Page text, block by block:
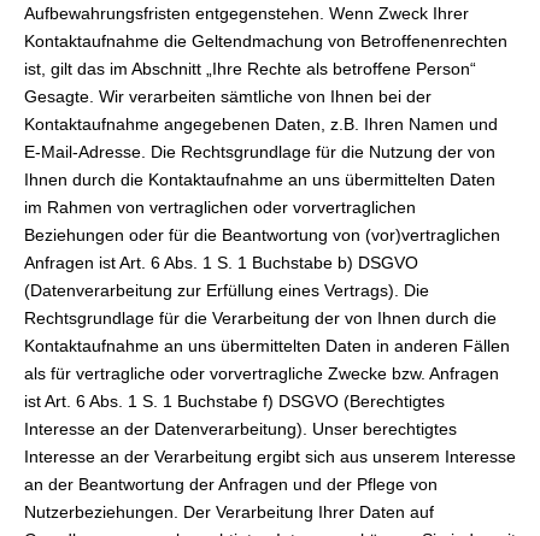
Aufbewahrungsfristen entgegenstehen. Wenn Zweck Ihrer
Kontaktaufnahme die Geltendmachung von Betroffenenrechten
ist, gilt das im Abschnitt „Ihre Rechte als betroffene Person“
Gesagte. Wir verarbeiten sämtliche von Ihnen bei der
Kontaktaufnahme angegebenen Daten, z.B. Ihren Namen und
E-Mail-Adresse. Die Rechtsgrundlage für die Nutzung der von
Ihnen durch die Kontaktaufnahme an uns übermittelten Daten
im Rahmen von vertraglichen oder vorvertraglichen
Beziehungen oder für die Beantwortung von (vor)vertraglichen
Anfragen ist Art. 6 Abs. 1 S. 1 Buchstabe b) DSGVO
(Datenverarbeitung zur Erfüllung eines Vertrags). Die
Rechtsgrundlage für die Verarbeitung der von Ihnen durch die
Kontaktaufnahme an uns übermittelten Daten in anderen Fällen
als für vertragliche oder vorvertragliche Zwecke bzw. Anfragen
ist Art. 6 Abs. 1 S. 1 Buchstabe f) DSGVO (Berechtigtes
Interesse an der Datenverarbeitung). Unser berechtigtes
Interesse an der Verarbeitung ergibt sich aus unserem Interesse
an der Beantwortung der Anfragen und der Pflege von
Nutzerbeziehungen. Der Verarbeitung Ihrer Daten auf